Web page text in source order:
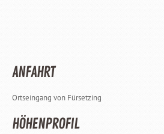
ANFAHRT
Ortseingang von Fürsetzing
HÖHENPROFIL